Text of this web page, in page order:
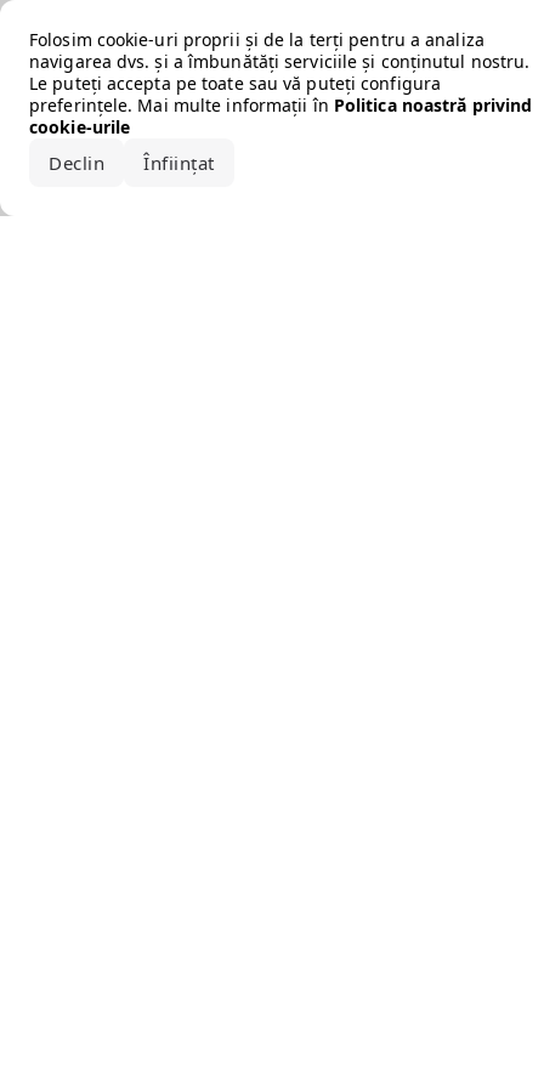
Folosim cookie-uri proprii și de la terți pentru a analiza
navigarea dvs. și a îmbunătăți serviciile și conținutul nostru.
Le puteți accepta pe toate sau vă puteți configura
preferințele. Mai multe informații în Politica noastră privind
cookie-urile
Declin Înființat
Error loading the brand